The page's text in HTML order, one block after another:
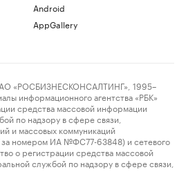
Android
AppGallery
«РОСБИЗНЕСКОНСАЛТИНГ», 1995–
информационного агентства «РБК»
средства массовой информации
по надзору в сфере связи,
и массовых коммуникаций
за номером ИА №ФС77-63848) и сетевого
о регистрации средства массовой
службой по надзору в сфере связи,